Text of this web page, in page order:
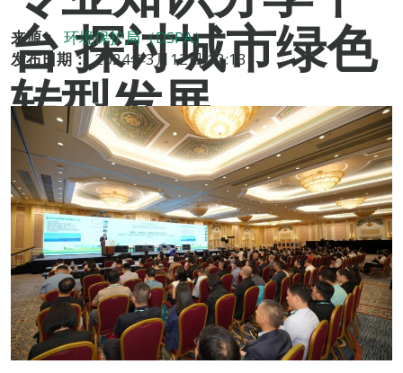
台 探讨城市绿色
转型发展
来源： 环境保护局（DSPA）
发布日期： 2024年3月12日 12:13